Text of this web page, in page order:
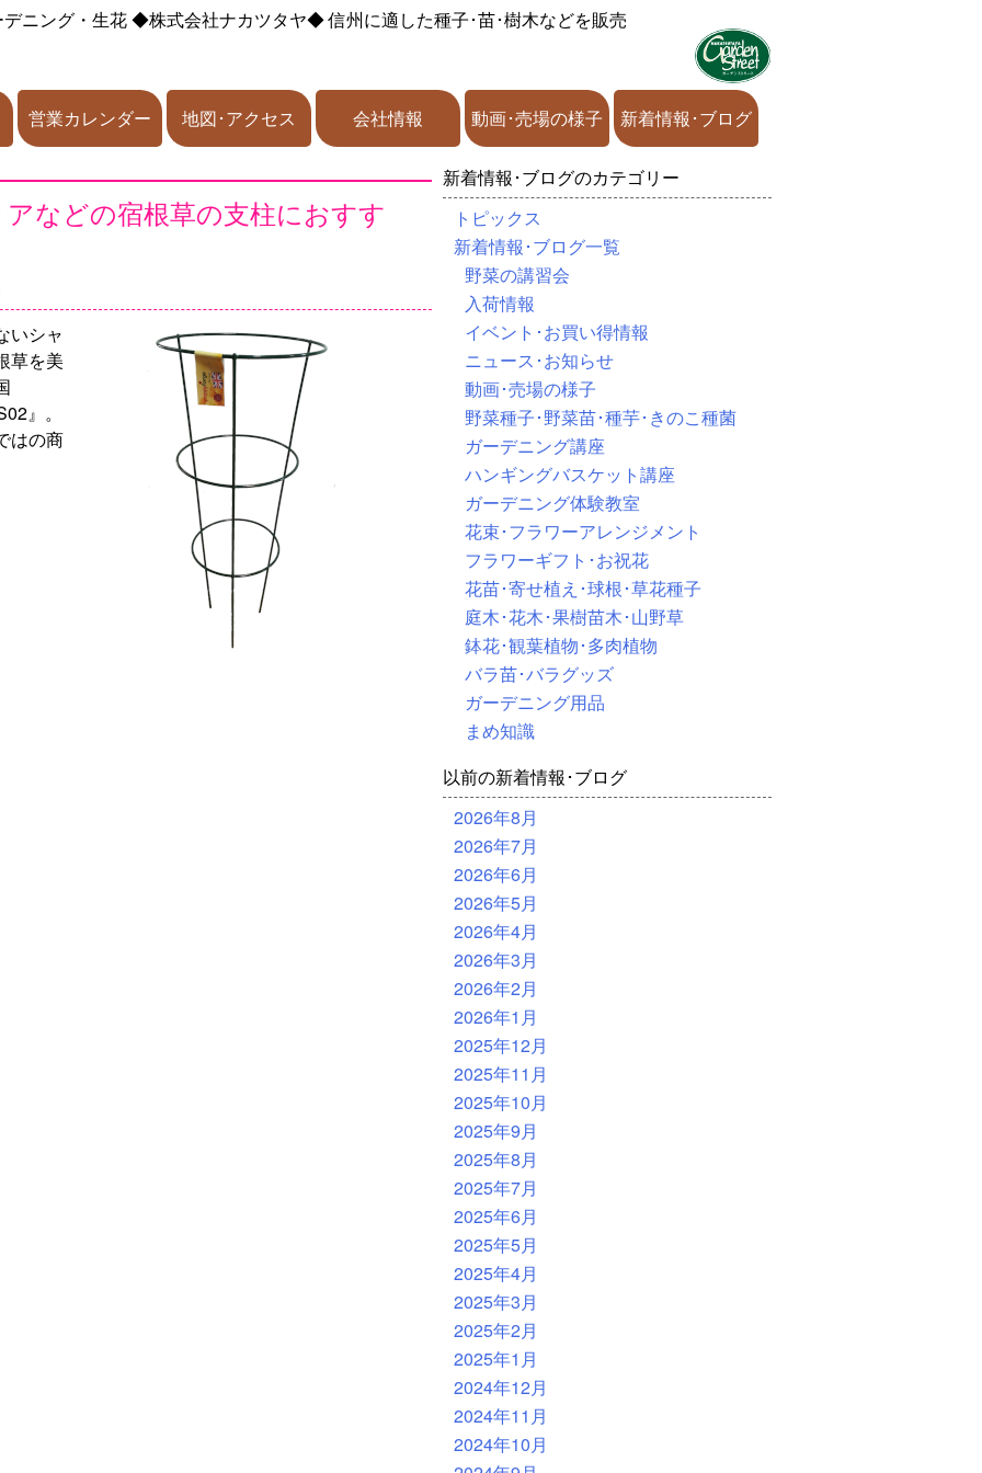
ニング・生花◆株式会社ナカツタヤ◆信州に適した種子･苗･樹木などを販売
営業カレンダー 地図･アクセス 会社情報 動画･売場の様子 新着情報･ブログ
などの宿根草の支柱におすす
いシャ
草を美
』。
はの商
新着情報･ブログのカテゴリー
トピックス
新着情報･ブログ一覧
野菜の講習会
入荷情報
イベント･お買い得情報
ニュース･お知らせ
動画･売場の様子
野菜種子･野菜苗･種芋･きのこ種菌
ガーデニング講座
ハンギングバスケット講座
ガーデニング体験教室
花束･フラワーアレンジメント
フラワーギフト･お祝花
花苗･寄せ植え･球根･草花種子
庭木･花木･果樹苗木･山野草
鉢花･観葉植物･多肉植物
バラ苗･バラグッズ
ガーデニング用品
まめ知識
以前の新着情報･ブログ
2026年8月
2026年7月
2026年6月
2026年5月
2026年4月
2026年3月
2026年2月
2026年1月
2025年12月
2025年11月
2025年10月
2025年9月
2025年8月
2025年7月
2025年6月
2025年5月
2025年4月
2025年3月
2025年2月
2025年1月
2024年12月
2024年11月
2024年10月